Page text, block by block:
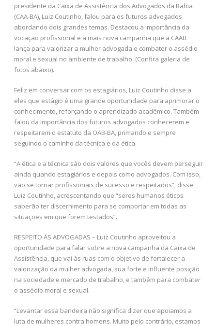
presidente da Caixa de Assistência dos Advogados da Bahia
(CAA-BA), Luiz Coutinho, falou para os futuros advogados
abordando dois grandes temas. Destacou a importância da
vocação profissional e a mais nova campanha que a CAAB
lança para valorizar a mulher advogada e combater o assédio
moral e sexual no ambiente de trabalho. (Confira galeria de
fotos abaixo).
Feliz em conversar com os estagiários, Luiz Coutinho disse a
eles que estágio é uma grande oportunidade para aprimorar o
conhecimento, reforçando o aprendizado acadêmico. Também
falou da importância dos futuros advogados conhecerem e
respeitarem o estatuto da OAB-BA, primando e sempre
seguindo o caminho da técnica e da ética.
“A ética e a técnica são dois valores que vocês devem perseguir
ainda quando estagiários e depois como advogados. Com isso,
vão se tornar profissionais de sucesso e respeitados”, disse
Luiz Coutinho, acrescentando que “seres humanos éticos
saberão ter discernimento para se comportar em todas as
situações em que forem testados”.
RESPEITO ÀS ADVOGADAS – Luiz Coutinho aproveitou a
oportunidade para falar sobre a nova campanha da Caixa de
Assistência, que vai às ruas com o objetivo de fortalecer a
valorização da mulher advogada, sua forte e influente posição
na sociedade e mercado de trabalho, e também para combater
o assédio moral e sexual.
“Levantar essa bandeira não significa dizer que apoiamos a
luta de mulheres contra homens. Muito pelo contrário, estamos